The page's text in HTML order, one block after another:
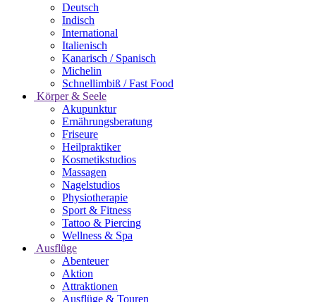
Deutsch
Indisch
International
Italienisch
Kanarisch / Spanisch
Michelin
Schnellimbiß / Fast Food
Körper & Seele
Akupunktur
Ernährungsberatung
Friseure
Heilpraktiker
Kosmetikstudios
Massagen
Nagelstudios
Physiotherapie
Sport & Fitness
Tattoo & Piercing
Wellness & Spa
Ausflüge
Abenteuer
Aktion
Attraktionen
Ausflüge & Touren